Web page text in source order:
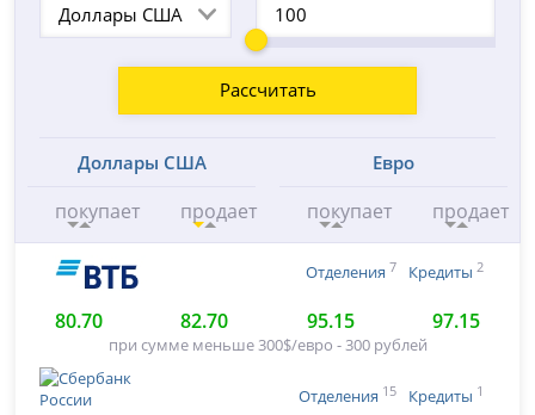
Доллары США
Рассчитать
Доллары США
покупает продает
Евро
покупает продает
Отделения 7 Кредиты 2
80.70 82.70 95.15 97.15
при сумме меньше 300$/евро - 300 рублей
Отделения 15 Кредиты 1